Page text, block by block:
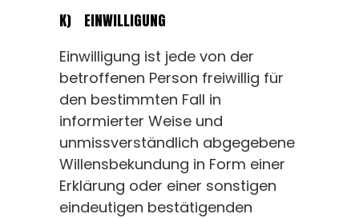
K) EINWILLIGUNG
Einwilligung ist jede von der
betroffenen Person freiwillig für
den bestimmten Fall in
informierter Weise und
unmissverständlich abgegebene
Willensbekundung in Form einer
Erklärung oder einer sonstigen
eindeutigen bestätigenden